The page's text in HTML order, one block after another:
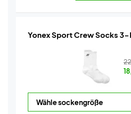
Yonex Sport Crew Socks